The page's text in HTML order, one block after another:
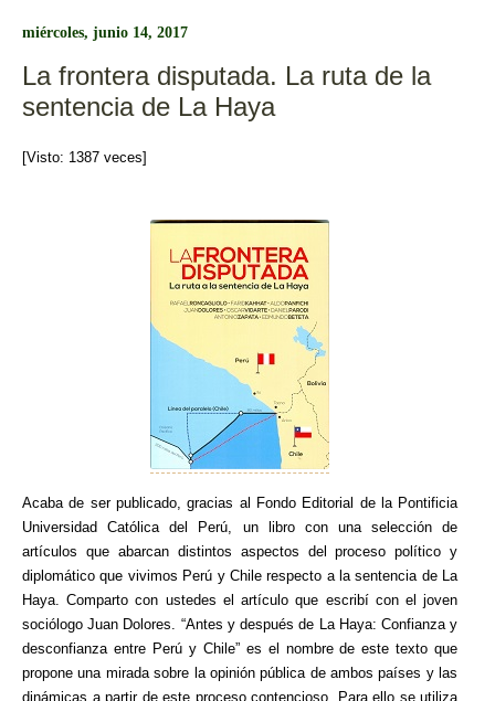
b
o
o
k
ar
tir
miércoles, junio 14, 2017
La frontera disputada. La ruta de la
sentencia de La Haya
[Visto: 1387 veces]
Acaba de ser publicado, gracias al Fondo Editorial de la Pontificia
Universidad Católica del Perú, un libro con una selección de
artículos que abarcan distintos aspectos del proceso político y
diplomático que vivimos Perú y Chile respecto a la sentencia de La
Haya. Comparto con ustedes el artículo que escribí con el joven
sociólogo Juan Dolores. “Antes y después de La Haya: Confianza y
desconfianza entre Perú y Chile” es el nombre de este texto que
propone una mirada sobre la opinión pública de ambos países y las
dinámicas a partir de este proceso contencioso. Para ello se utiliza